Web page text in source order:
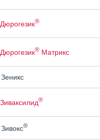
Дюрогезик®
Дюрогезик®Матрикс
Зиваксилид®
®